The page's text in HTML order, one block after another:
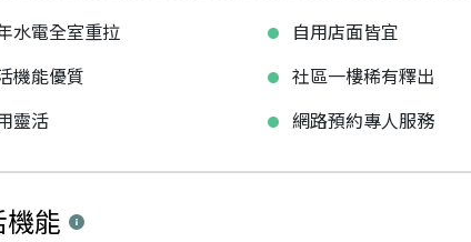
水電全室重拉 自用店面皆宜
機能優質
社區一樓稀有釋出
靈活
網路預約專人服務
能